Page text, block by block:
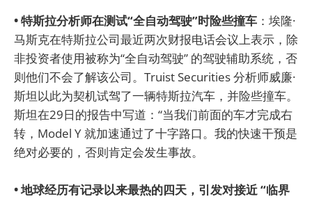
• 特斯拉分析师在测试“全自动驾驶”时险些撞车 ：埃隆·
马斯克在特斯拉公司最近两次财报电话会议上表示，除
非投资者使用被称为“全自动驾驶” 的驾驶辅助系统，否
则他们不会了解该公司。Truist Securities 分析师威廉·
斯坦以此为契机试驾了一辆特斯拉汽车，并险些撞车。
斯坦在29日的报告中写道：“当我们前面的车才完成右
转，Model Y 就加速通过了十字路口。我的快速干预是
绝对必要的，否则肯定会发生事故。
• 地球经历有记录以来最热的四天，引发对接近 “临界